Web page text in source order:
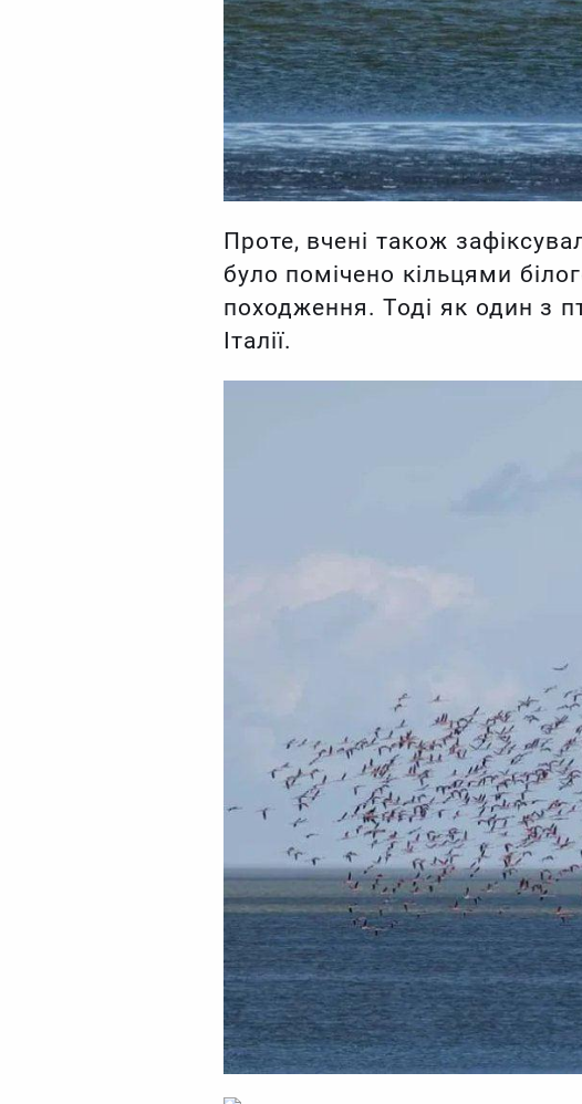
Проте, вчені також
було помічено кільцями
походження. Тоді як один з
Італії.